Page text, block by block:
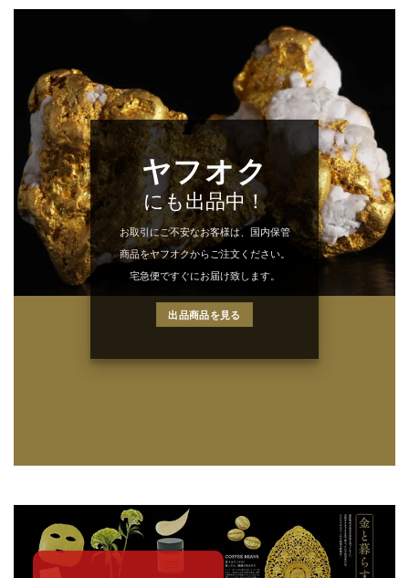
ヤフオク
にも出品中！
お取引にご不安なお客様は、国内保管
商品をヤフオクからご注文ください。
宅急便ですぐにお届け致します。
出品商品を見る